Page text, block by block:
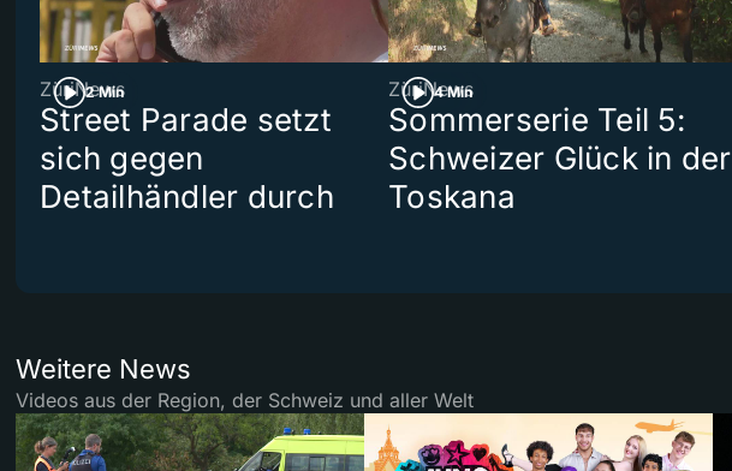
2 Min
ZüriNews
Street Parade setzt
sich gegen
Detailhändler durch
4 Min
ZüriNews
Sommerserie Teil 5:
Schweizer Glück in der
Toskana
Weitere News
Videos aus der Region, der Schweiz und aller Welt